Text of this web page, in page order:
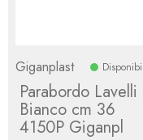
Giganplast
Parabordo Lavelli
Bianco cm 36
4150P Giganpl